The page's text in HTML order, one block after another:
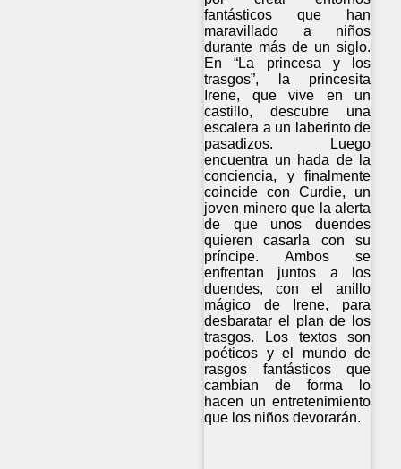
fantásticos que han
maravillado a niños
durante más de un siglo.
En “La princesa y los
trasgos”, la princesita
Irene, que vive en un
castillo, descubre una
escalera a un laberinto de
pasadizos. Luego
encuentra un hada de la
conciencia, y finalmente
coincide con Curdie, un
joven minero que la alerta
de que unos duendes
quieren casarla con su
príncipe. Ambos se
enfrentan juntos a los
duendes, con el anillo
mágico de Irene, para
desbaratar el plan de los
trasgos. Los textos son
poéticos y el mundo de
rasgos fantásticos que
cambian de forma lo
hacen un entretenimiento
que los niños devorarán.